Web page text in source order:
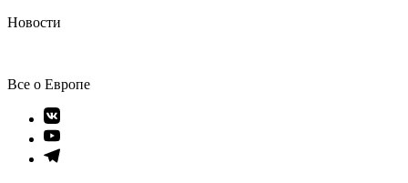
Новости
Все о Европе
Элемент
меню
Элемент
меню
Элемент